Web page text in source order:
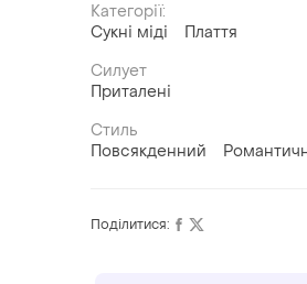
Категорії:
Сукні міді
Плаття
Силует
Приталені
Стиль
Повсякденний
Поділитися: